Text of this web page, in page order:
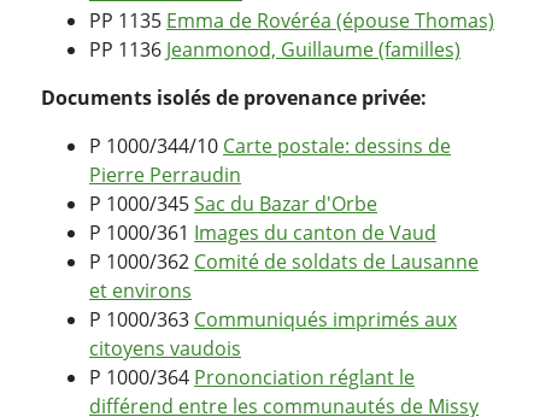
PP 1135 Emma de Rovéréa (épouse Thomas)
PP 1136 Jeanmonod, Guillaume (familles)
Documents isolés de provenance privée:
P 1000/344/10 Carte postale: dessins de
Pierre Perraudin
P 1000/345Sac du Bazar d'Orbe
P 1000/361 Images du canton de Vaud
P 1000/362 Comité de soldats de Lausanne
et environs
P 1000/363 Communiqués imprimés aux
citoyens vaudois
P 1000/364 Prononciation réglant le
différend entre les communautés de Missy